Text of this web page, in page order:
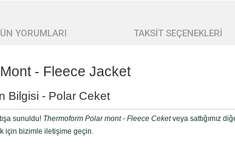
YORUMLARI TAKSİT SEÇENEKLERİ
- Fleece Jacket
Bilgisi - Polar Ceket
sunuldu! Thermoform Polar mont - Fleece Ceketveya sattığımız
için bizimle iletişime geçin.